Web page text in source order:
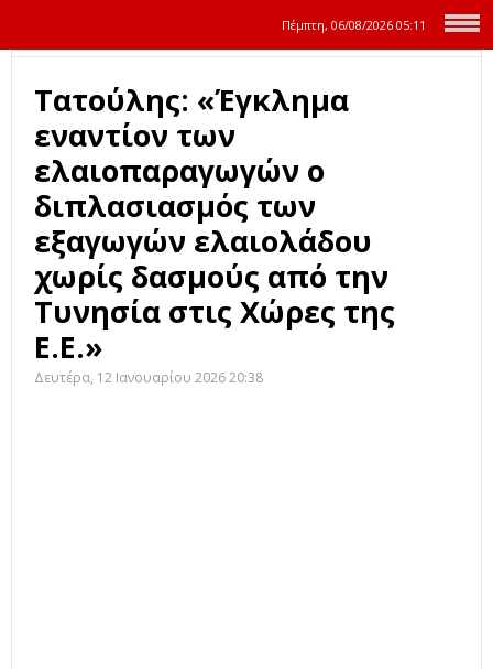
Πέμπτη, 06/08/2026 05:11
Τατούλης: «Έγκλημα
εναντίον των
ελαιοπαραγωγών ο
διπλασιασμός των
εξαγωγών ελαιολάδου
χωρίς δασμούς από την
Τυνησία στις Χώρες της
Ε.Ε.»
Δευτέρα, 12 Ιανουαρίου 2026 20:38